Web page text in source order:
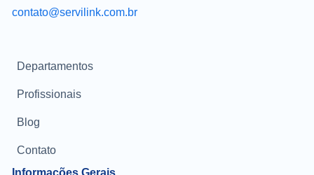
contato@servilink.com.br
Departamentos
Profissionais
Blog
Contato